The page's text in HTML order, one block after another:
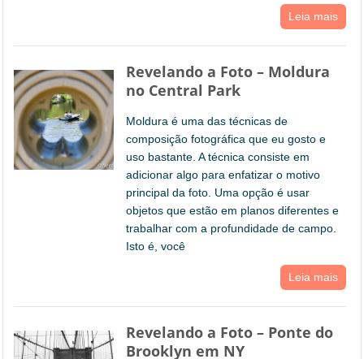
Leia mais
Revelando a Foto – Moldura
no Central Park
Moldura é uma das técnicas de
composição fotográfica que eu gosto e
uso bastante. A técnica consiste em
adicionar algo para enfatizar o motivo
principal da foto. Uma opção é usar
objetos que estão em planos diferentes e
trabalhar com a profundidade de campo.
Isto é, você
Leia mais
Revelando a Foto – Ponte do
Brooklyn em NY